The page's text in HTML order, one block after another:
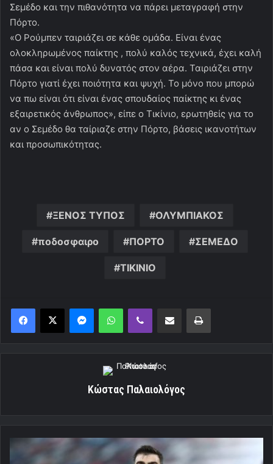
Σεμέδο και την πιθανότητα να πάρει μεταγραφή στην
Πόρτο.
«Ο Ρούμπεν ταιριάζει σε κάθε ομάδα. Είναι ένας
ολοκληρωμένος παίκτης , πολύ καλός τεχνικά, έχει καλή
πάσα και είναι πολύ δυνατός στον αέρα. Ταιριάζει στην
Πόρτο γιατί έχει ποιότητα και ψυχή. Το μόνο που μπορώ
να πω είναι ότι είναι ένας σπουδαίος παίκτης κι ένας
εξαιρετικός άνθρωπος», είπε ο Τικίνιο, ερωτηθείς για το
αν ο Σεμέδο θα ταίριαζε στην Πόρτο, βάσεις ικανοτήτων
και προσωπικότητας.
ΞΕΝΟΣ ΤΥΠΟΣ ΟΛΥΜΠΙΑΚΟΣ
ποδοσφαιρο ΠΟΡΤΟ ΣΕΜΕΔΟ
ΤΙΚΙΝΙΟ
MessengerWhatsAppViber Κοινοποίηση μέσω ηλεκτρονικού ταχυδρομείουΕκτύπωση
Κώστας Παλαιολόγος
ατελείωτη